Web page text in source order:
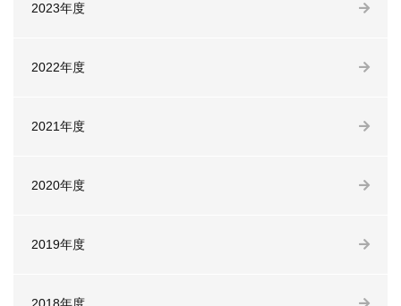
2023年度
2022年度
2021年度
2020年度
2019年度